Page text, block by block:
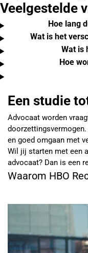
Veelgestelde
Hoe lang
Wat is het
Wat is
Hoe
Een studie
Advocaat worden
en goed omgaan met
Wil jij starten met een
advocaat? Dan is een
Waarom HBO